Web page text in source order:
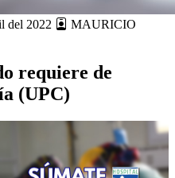
del 2022
MAURICIO
requiere de
(UPC)